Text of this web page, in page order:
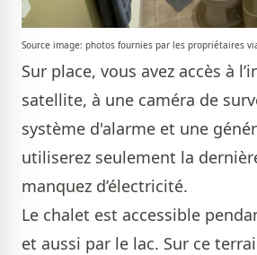
Source image: photos fournies par les propriétaires
Sur place, vous avez accès à
satellite, à une caméra de
système d'alarme et une
utiliserez seulement la
manquez d’électricité.
Le chalet est accessible
et aussi par le lac. Sur ce